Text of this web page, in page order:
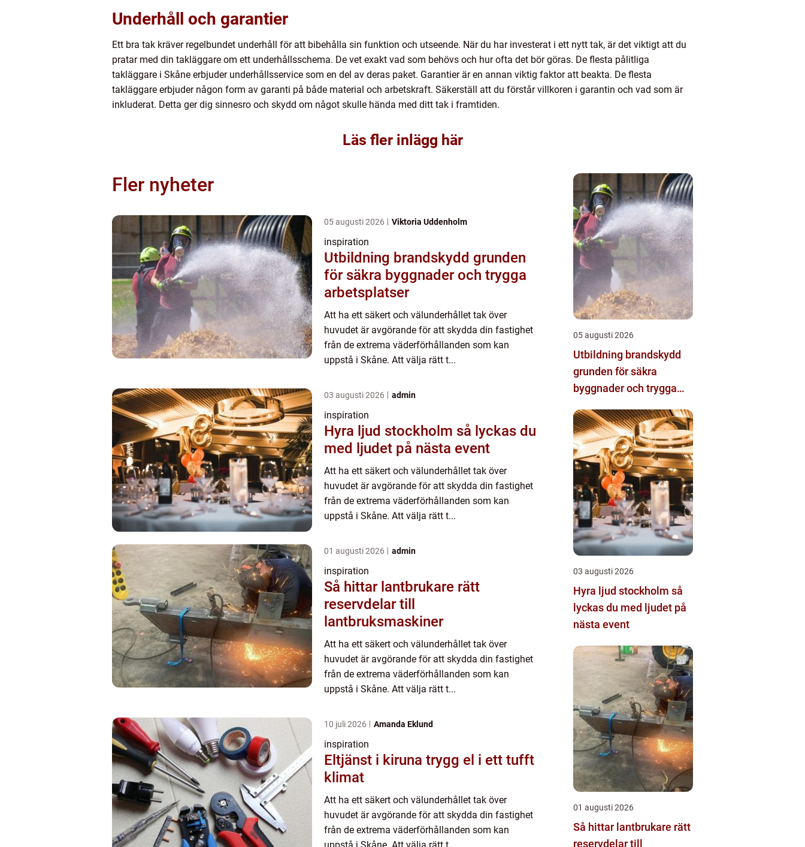
Underhåll och garantier
Ett bra tak kräver regelbundet underhåll för att bibehålla sin funktion och utseende. När du har investerat i ett nytt tak, är det viktigt att du
pratar med din takläggare om ett underhållsschema. De vet exakt vad som behövs och hur ofta det bör göras. De flesta pålitliga
takläggare i Skåne erbjuder underhållsservice som en del av deras paket. Garantier är en annan viktig faktor att beakta. De flesta
takläggare erbjuder någon form av garanti på både material och arbetskraft. Säkerställ att du förstår villkoren i garantin och vad som är
inkluderat. Detta ger dig sinnesro och skydd om något skulle hända med ditt tak i framtiden.
Läs fler inlägg här
Fler nyheter
05 augusti 2026 Viktoria Uddenholm
inspiration
Utbildning brandskydd grunden
för säkra byggnader och trygga
arbetsplatser
Att ha ett säkert och välunderhållet tak över
huvudet är avgörande för att skydda din fastighet
från de extrema väderförhållanden som kan
uppstå i Skåne. Att välja rätt t...
03 augusti 2026 admin
inspiration
Hyra ljud stockholm så lyckas du
med ljudet på nästa event
Att ha ett säkert och välunderhållet tak över
huvudet är avgörande för att skydda din fastighet
från de extrema väderförhållanden som kan
uppstå i Skåne. Att välja rätt t...
01 augusti 2026 admin
inspiration
Så hittar lantbrukare rätt
reservdelar till
lantbruksmaskiner
Att ha ett säkert och välunderhållet tak över
huvudet är avgörande för att skydda din fastighet
från de extrema väderförhållanden som kan
uppstå i Skåne. Att välja rätt t...
10 juli 2026 Amanda Eklund
inspiration
Eltjänst i kiruna trygg el i ett tufft
klimat
Att ha ett säkert och välunderhållet tak över
huvudet är avgörande för att skydda din fastighet
från de extrema väderförhållanden som kan
05 augusti 2026
Utbildning brandskydd
grunden för säkra
byggnader och trygga
03 augusti 2026
Hyra ljud stockholm så
lyckas du med ljudet på
nästa event
01 augusti 2026
Så hittar lantbrukare rätt
reservdelar till